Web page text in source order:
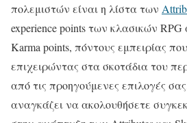
πολεμιστών είναι η λίστα των
experience points των κλασικών
Karma points, πόντους εμπειρίας
επιχειρώντας στα σκοτάδια του
από τις προηγούμενες επιλογές
αναγκάζει να ακολουθήσετε